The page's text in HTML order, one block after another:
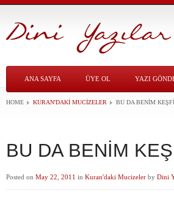
ANA SAYFA ÜYE OL YAZI
HOME KURAN'DAKI MUCIZELER BU DA BENİM
BU DA BENİM
Posted on May 22, 2011 in Kuran'daki Mucizeler by Dini